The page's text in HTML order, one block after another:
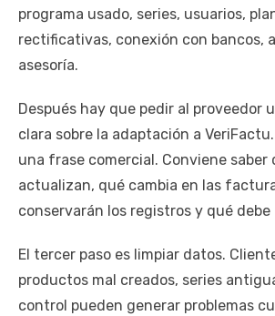
programa usado, series, usuarios,
rectificativas, conexión con bancos,
asesoría.
Después hay que pedir al proveedor
clara sobre la adaptación a
una frase comercial. Conviene saber
actualizan, qué cambia en las
conservarán los registros y qué debe
El tercer paso es limpiar datos.
productos mal creados, series
control pueden generar problemas